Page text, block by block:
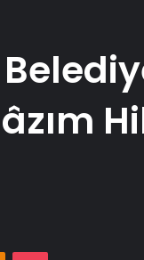
Odnoklassniki
Pocket